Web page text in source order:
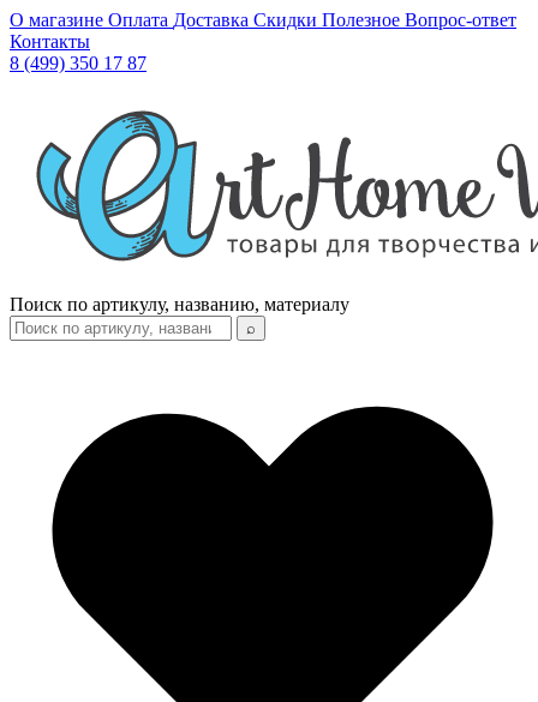
О магазине Оплата Доставка Скидки Полезное Вопрос-ответ
Контакты
8 (499) 350 17 87
Поиск по артикулу, названию, материалу
⌕